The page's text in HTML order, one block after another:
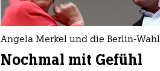
Angela Merkel und die Berlin-Wahl
Nochmal mit Gefühl